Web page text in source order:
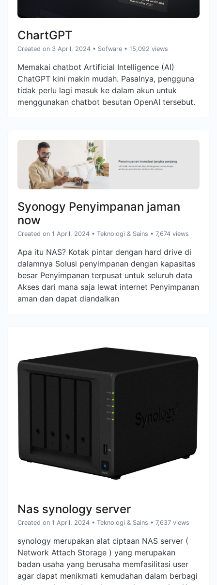
ChartGPT
Created on 3 April, 2024 • Sofware • 15,092 views
Memakai chatbot Artificial Intelligence (AI)
ChatGPT kini makin mudah. Pasalnya, pengguna
tidak perlu lagi masuk ke dalam akun untuk
menggunakan chatbot besutan OpenAI tersebut.
Syonogy Penyimpanan jaman
now
Created on 1 April, 2024 • Teknologi & Sains • 7,674 views
Apa itu NAS? Kotak pintar dengan hard drive di
dalamnya Solusi penyimpanan dengan kapasitas
besar Penyimpanan terpusat untuk seluruh data
Akses dari mana saja lewat internet Penyimpanan
aman dan dapat diandalkan
Nas synology server
Created on 1 April, 2024 • Teknologi & Sains • 7,637 views
synology merupakan alat ciptaan NAS server (
Network Attach Storage ) yang merupakan
badan usaha yang berusaha memfasilitasi user
agar dapat menikmati kemudahan dalam berbagi